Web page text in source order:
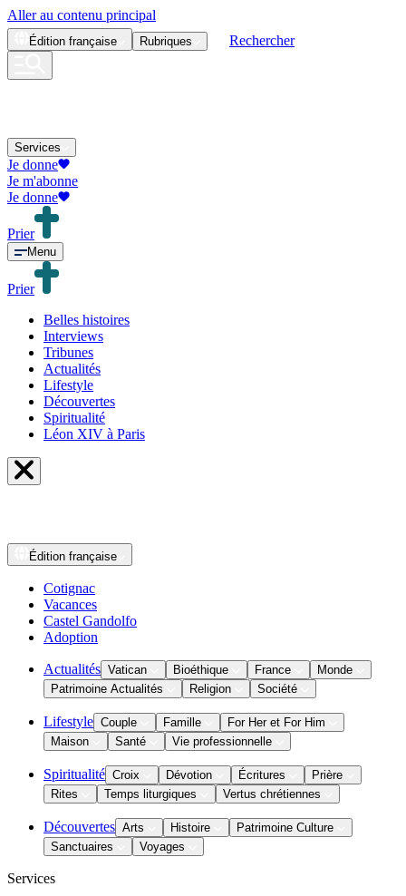
Aller au contenu principal
Édition française Rubriques Rechercher
Services
Je donne
Je m'abonne
Je donne
Prier
Menu
Prier
Belles histoires
Interviews
Tribunes
Actualités
Lifestyle
Découvertes
Spiritualité
Léon XIV à Paris
Édition française
Cotignac
Vacances
Castel Gandolfo
Adoption
Actualités Vatican Bioéthique France
Monde
Patrimoine Actualités
Religion Société
Lifestyle Couple Famille
For Her et For Him
Maison
Santé Vie professionnelle
Spiritualité Croix Dévotion Écritures
Prière
Rites
Temps liturgiques Vertus chrétiennes
Découvertes Arts Histoire
Patrimoine Culture
Sanctuaires
Voyages
Services